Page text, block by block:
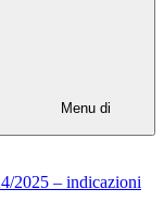
Menu di
2025 – indicazioni